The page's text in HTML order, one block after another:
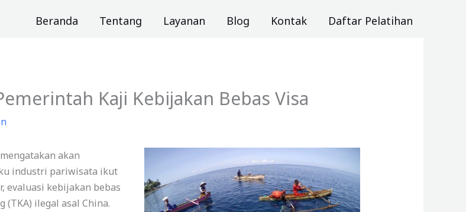
Beranda Tentang Layanan Blog Kontak Daftar Pelatihan
Kaji Kebijakan Bebas Visa
akan
industri pariwisata ikut
evaluasi kebijakan bebas
ilegal asal China.